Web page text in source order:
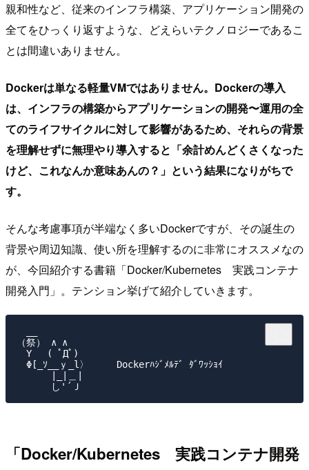
親和性など、従来のインフラ構築、アプリケーション開発の
全てをひっくり返すような、どえらいテクノロジーであるこ
とは間違いありません。
Dockerは単なる軽量VMではありません。Dockerの導入
は、インフラの構築からアプリケーションの開発〜運用の全
てのライフサイクルに対して影響があるため、それらの背景
を理解せずに無理やり導入すると「余計めんどくさくなった
けど、これなんか意味あんの？」という結果になりがちで
す。
そんな考慮事項が半端なく多いDockerですが、その誕生の
背景や周辺知識、使い所を理解するのに非常にオススメなの
が、今回紹介する書籍「Docker/Kubernetes 実践コンテナ
開発入門」。テンション挙げて紹介していきます。
（祭） ∧ ∧
Y　 ( ﾟДﾟ)
Φ[_ｿ__ｙ_l〉     Dockerﾊｼﾞﾒﾙﾃﾞ ﾀﾞﾜｯｼｮｲ
「Docker/Kubernetes 実践コンテナ開発